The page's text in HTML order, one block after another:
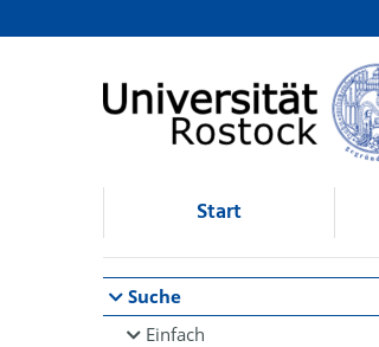
Browsen
direkt zum Inhalt
Start
Suche
Einfach